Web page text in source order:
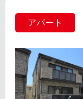
アパート